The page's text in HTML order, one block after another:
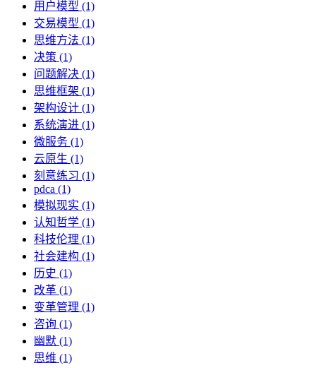
用户模型 (1)
交易模型 (1)
思维方法 (1)
决策 (1)
问题解决 (1)
思维框架 (1)
架构设计 (1)
系统演进 (1)
微服务 (1)
云原生 (1)
刻意练习 (1)
pdca (1)
模拟现实 (1)
认知哲学 (1)
科技伦理 (1)
社会建构 (1)
历史 (1)
改革 (1)
变革管理 (1)
咨询 (1)
幽默 (1)
思维 (1)